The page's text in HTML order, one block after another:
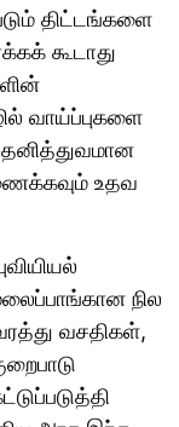
திட்டங்களை
கூடாது
வாய்ப்புகளை
தனித்துவமான
உதவ
நில
வசதிகள்,